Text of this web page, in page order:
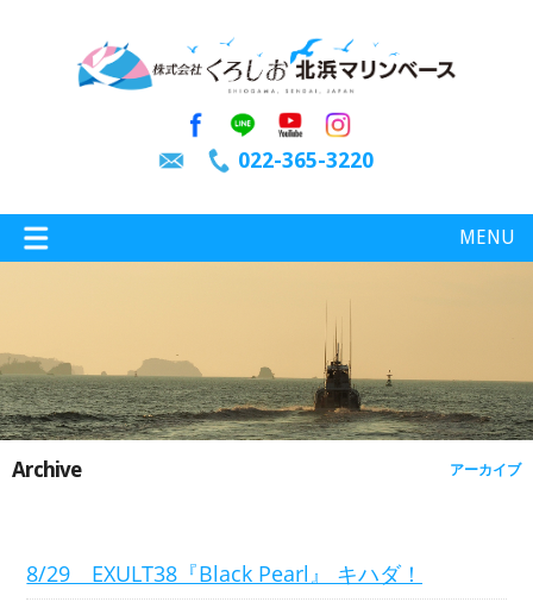
022-365-3220
MENU
特選情報 釣り情報
Archive アーカイブ
8/29 EXULT38『Black Pearl』 キハダ！